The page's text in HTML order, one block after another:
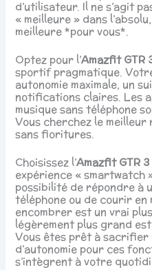
d’utilisateur. Il ne s’agit
« meilleure » dans
meilleure *pour vous*.
Optez pour l’Amazfit GTR
sportif pragmatique.
autonomie maximale, un
notifications claires. Les
musique sans téléphone
Vous cherchez le
sans fioritures.
Choisissez l’Amazfit GTR
expérience « smartwatch
possibilité de répondre à
téléphone ou de courir en
encombrer est un vrai
légèrement plus grand
Vous êtes prêt à sacrifier
d’autonomie pour ces
s’intègrent à votre